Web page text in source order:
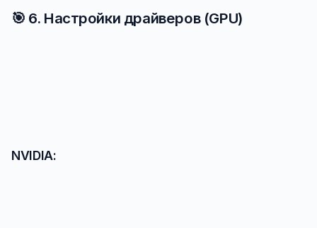
🎯 6. Настройки драйверов (GPU)
NVIDIA: